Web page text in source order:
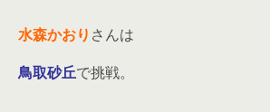
水森かおり さんは
鳥取砂丘で挑戦。